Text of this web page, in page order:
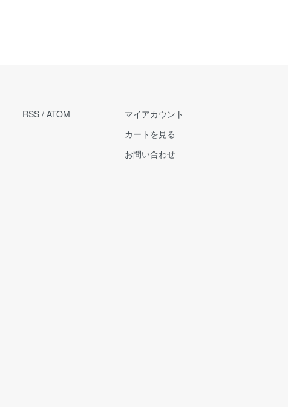
RSS / ATOM
マイアカウント
カートを見る
お問い合わせ